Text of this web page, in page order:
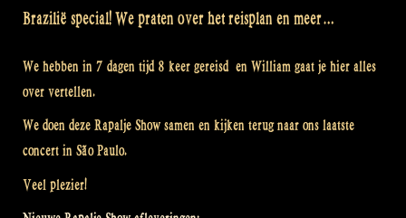
Brazilië special! We praten over het reisplan en meer…
We hebben in 7 dagen tijd 8 keer gereisd en William gaat je hier alles
over vertellen.
We doen deze Rapalje Show samen en kijken terug naar ons laatste
concert in São Paulo.
Veel plezier!